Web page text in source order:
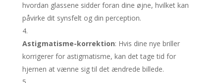
hvordan glassene sidder foran dine øjne, hvilket kan
påvirke dit synsfelt og din perception.
Astigmatisme-korrektion: Hvis dine nye briller
korrigerer for astigmatisme, kan det tage tid for
hjernen at vænne sig til det ændrede billede.